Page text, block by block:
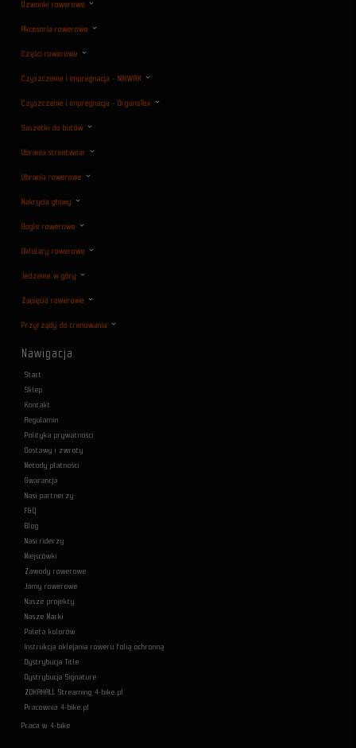
Dzwonki rowerowe
Akcesoria rowerowe
Części rowerowe
Czyszczenie i impregnacja - NIKWAX
Czyszczenie i impregnacja - OrganoTex
Saszetki do butów
Ubrania streetwear
Ubrania rowerowe
Nakrycia głowy
Gogle rowerowe
Oklulary rowerowe
Jedzenie w góry
Zapięcia rowerowe
Przyrządy do trenowania
Nawigacja
Start
Sklep
Kontakt
Regulamin
Polityka prywatności
Dostawy i zwroty
Metody płatności
Gwarancja
Nasi partnerzy
F&Q
Blog
Nasi riderzy
Miejscówki
Zawody rowerowe
Jamy rowerowe
Nasze projekty
Nasze Marki
Paleta kolorów
Instrukcja oklejania roweru folią ochronną
Dystrybucja Title
Dystrybucja Signature
ZOKAHALL Streaming 4-bike.pl
Pracownia 4-bike.pl
Praca w 4-bike